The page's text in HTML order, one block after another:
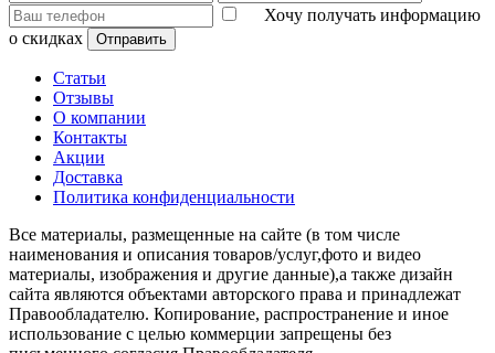
Хочу получать информацию
о скидках
Отправить
Статьи
Отзывы
О компании
Контакты
Акции
Доставка
Политика конфиденциальности
Все материалы, размещенные на сайте (в том числе
наименования и описания товаров/услуг,фото и видео
материалы, изображения и другие данные),а также дизайн
сайта являются объектами авторского права и принадлежат
Правообладателю. Копирование, распространение и иное
использование с целью коммерции запрещены без